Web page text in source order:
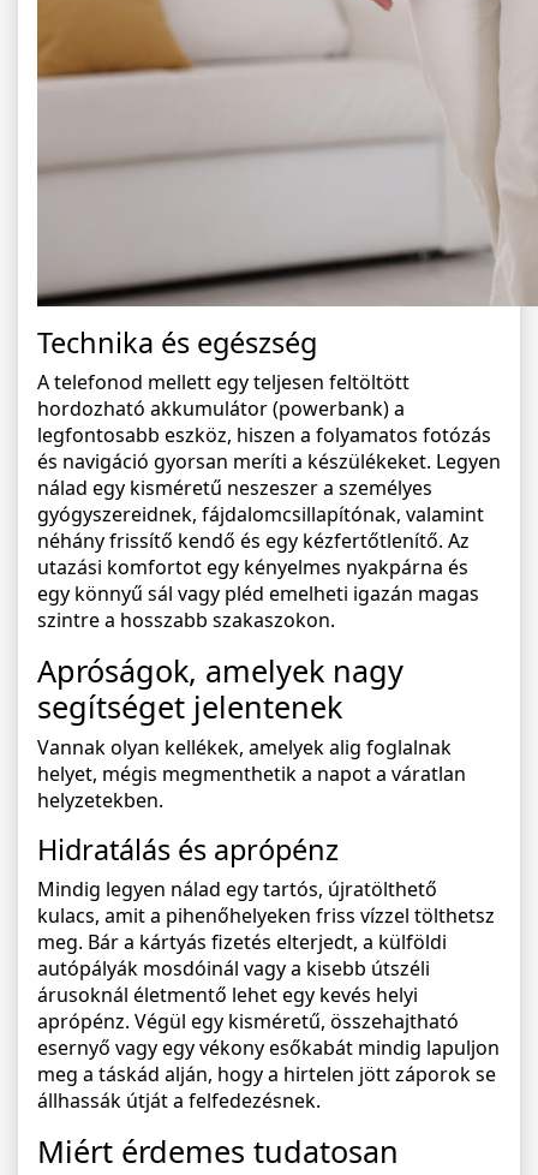
Technika és egészség
A telefonod mellett egy teljesen feltöltött
hordozható akkumulátor (powerbank) a
legfontosabb eszköz, hiszen a folyamatos fotózás
és navigáció gyorsan meríti a készülékeket. Legyen
nálad egy kisméretű neszeszer a személyes
gyógyszereidnek, fájdalomcsillapítónak, valamint
néhány frissítő kendő és egy kézfertőtlenítő. Az
utazási komfortot egy kényelmes nyakpárna és
egy könnyű sál vagy pléd emelheti igazán magas
szintre a hosszabb szakaszokon.
Apróságok, amelyek nagy
segítséget jelentenek
Vannak olyan kellékek, amelyek alig foglalnak
helyet, mégis megmenthetik a napot a váratlan
helyzetekben.
Hidratálás és aprópénz
Mindig legyen nálad egy tartós, újratölthető
kulacs, amit a pihenőhelyeken friss vízzel tölthetsz
meg. Bár a kártyás fizetés elterjedt, a külföldi
autópályák mosdóinál vagy a kisebb útszéli
árusoknál életmentő lehet egy kevés helyi
aprópénz. Végül egy kisméretű, összehajtható
esernyő vagy egy vékony esőkabát mindig lapuljon
meg a táskád alján, hogy a hirtelen jött záporok se
állhassák útját a felfedezésnek.
Miért érdemes tudatosan